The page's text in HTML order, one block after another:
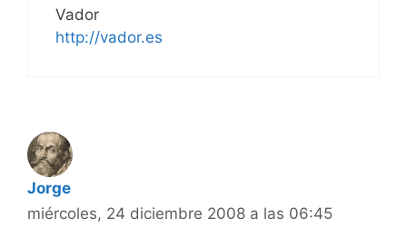
Vador
http://vador.es
Jorge
miércoles, 24 diciembre 2008 a las 06:45